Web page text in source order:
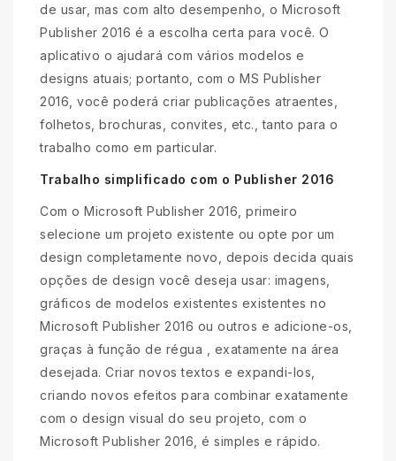
de usar, mas com alto desempenho, o Microsoft
Publisher 2016 é a escolha certa para você. O
aplicativo o ajudará com vários modelos e
designs atuais; portanto, com o MS Publisher
2016, você poderá criar publicações atraentes,
folhetos, brochuras, convites, etc., tanto para o
trabalho como em particular.
Trabalho simplificado com o Publisher 2016
Com o Microsoft Publisher 2016, primeiro
selecione um projeto existente ou opte por um
design completamente novo, depois decida quais
opções de design você deseja usar: imagens,
gráficos de modelos existentes existentes no
Microsoft Publisher 2016 ou outros e adicione-os,
graças à função de régua , exatamente na área
desejada. Criar novos textos e expandi-los,
criando novos efeitos para combinar exatamente
com o design visual do seu projeto, com o
Microsoft Publisher 2016, é simples e rápido.